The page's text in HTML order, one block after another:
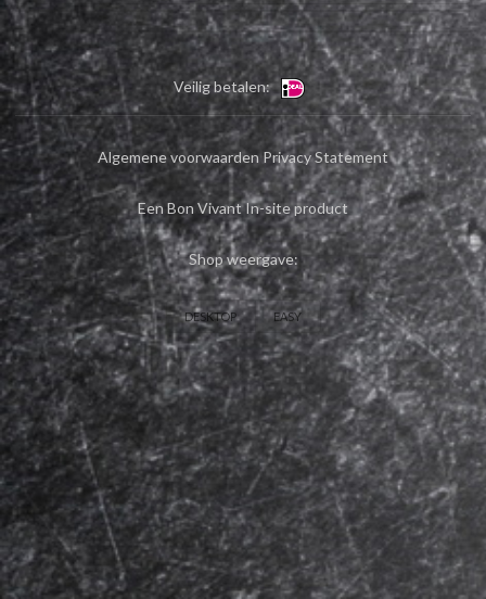
Veilig betalen:
Algemene voorwaardenPrivacy Statement
Een Bon Vivant In-site product
Shop weergave:
DESKTOP EASY